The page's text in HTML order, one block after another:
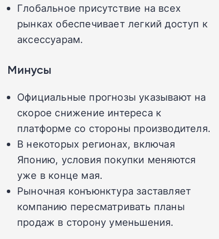
Глобальное присутствие на всех
рынках обеспечивает легкий доступ к
аксессуарам.
Минусы
Официальные прогнозы указывают на
скорое снижение интереса к
платформе со стороны производителя.
В некоторых регионах, включая
Японию, условия покупки меняются
уже в конце мая.
Рыночная конъюнктура заставляет
компанию пересматривать планы
продаж в сторону уменьшения.